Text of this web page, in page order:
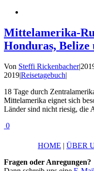
Mittelamerika-
Honduras, Belize
Von Steffi Rickenbacher|
2019|Reisetagebuch|
18 Tage durch
Mittelamerika eignet sich
Länder sind nicht riesig, die
0
HOME | ÜBER
Fragen oder Anregungen?